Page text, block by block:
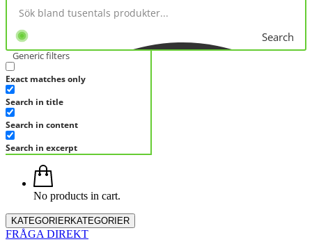
Search
Generic filters
Exact matches only
Search in title
Search in content
Search in excerpt
No products in cart.
KATEGORIERKATEGORIER
FRÅGA DIREKT